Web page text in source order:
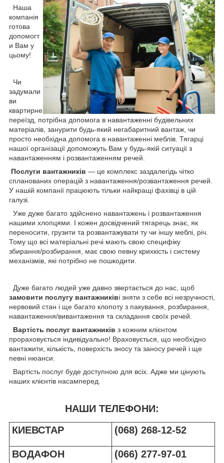
Наша
компанія
готова
допомогт
и Вам у
цьому!
Чи
задумали
ви
квартирне
переїзд, потрібна допомога в навантаженні будівельних
матеріалів, занурити будь-який негабаритний вантаж, чи
просто необхідна допомога в навантаженні меблів. Тягарці
нашої організації допоможуть Вам у будь-якій ситуації з
навантаженням і розвантаженням речей.
Послуги вантажників — це комплекс заздалегідь чітко
спланованих операцій з навантаження/розвантаження речей.
У нашій компанії працюють тільки найкращі фахівці в цій
галузі.
Уже дуже багато здійснено навантажень і розвантаження
нашими хлопцями. І кожен досвідчений тягарець знає, як
переносити, грузити та розвантажувати ту чи іншу меблі, річ.
Тому що всі матеріальні речі мають свою специфіку
збирання/розбирання, має свою певну крихкість і систему
механізмів, які потрібно не пошкодити.
Дуже багато людей уже давно звертається до нас, щоб
замовити послугу вантажниківі зняти з себе всі незручності,
нервовий стан і ще багато клопоту з пакування, розбирання,
навантаження/вивантаження та складання своїх речей.
Вартість послуг вантажників з кожним клієнтом
прораховується індивідуально! Враховується, що необхідно
вантажити, кількість, поверхість зносу та заносу речей і ще
певні нюанси.
Вартість послуг буде доступною для всіх. Адже ми цінують
наших клієнтів насамперед.
НАШИ ТЕЛЕФОНИ:
КИЕВСТАР
(068) 268-12-52
ВОДАФОН (066) 277-97-01